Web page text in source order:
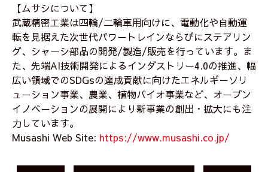
【ムサシについて】
武蔵精密工業は四輪/二輪車用向けに、電動化や自動運
転を見据えた次世代パワートレインならびにステアリン
グ、シャーシ部品の開発/製造/販売を行っています。ま
た、先端AI技術開発によるインダストリー4.0の推進、幅
広い領域でのSDGsの達成貢献に向けたエネルギーソリ
ューション事業、農業、植物バイオ事業など、オープン
イノベーションの展開により新事業の創出・拡大にも注
力しています。
Musashi Web Site: https://www.musashi.co.jp/